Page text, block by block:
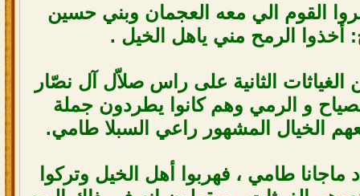
القوم الي معه العجمان وبني حسين
أخذوا الرمح مني ياهل الخيل .
الثانية على راس صلاّل آل نصّار
و الرمي وهم كانوا يطردون جملة
الخيال المشهور راعي السبلا طامي.
طامي ، فهربوا أهل الخيل وتركوا